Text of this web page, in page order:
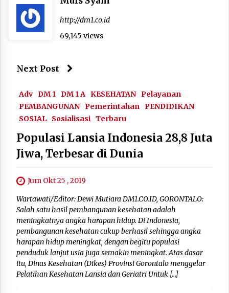
http://dm1.co.id
69,145 views
Next Post
Adv DM 1 DM 1 A KESEHATAN Pelayanan
PEMBANGUNAN Pemerintahan PENDIDIKAN
SOSIAL
Sosialisasi Terbaru
Populasi Lansia Indonesia 28,8 Juta
Jiwa, Terbesar di Dunia
Jum Okt 25 , 2019
Wartawati/Editor: Dewi Mutiara DM1.CO.ID, GORONTALO:
Salah satu hasil pembangunan kesehatan adalah
meningkatnya angka harapan hidup. Di Indonesia,
pembangunan kesehatan cukup berhasil sehingga angka
harapan hidup meningkat, dengan begitu populasi
penduduk lanjut usia juga semakin meningkat. Atas dasar
itu, Dinas Kesehatan (Dikes) Provinsi Gorontalo menggelar
Pelatihan Kesehatan Lansia dan Geriatri Untuk […]